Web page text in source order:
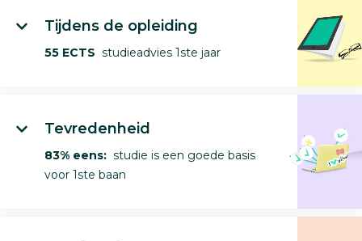
Tijdens de opleiding
55 ECTS studieadvies 1ste jaar
Tevredenheid
83% eens: studie is een goede basis
voor 1ste baan